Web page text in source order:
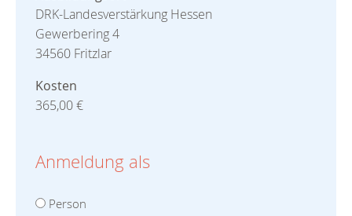
DRK-Landesverstärkung Hessen
Gewerbering 4
34560 Fritzlar
Kosten
365,00 €
Anmeldung als
Person